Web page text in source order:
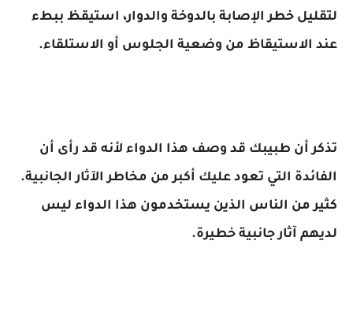
لتقليل خطر الإصابة بالدوخة والدوار، استيقظ ببطء
عند الاستيقاظ من وضعية الجلوس أو الاستلقاء.
تذكر أن طبيبك قد وصف هذا الدواء لأنه قد رأى أن
الفائدة التي تعود عليك أكبر من مخاطر الآثار الجانبية.
كثير من الناس الذين يستخدمون هذا الدواء ليس
لديهم آثار جانبية خطيرة.